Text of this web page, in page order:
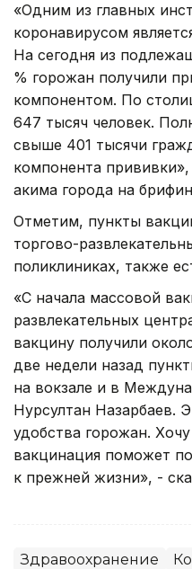
«Одним из главных
коронавирусом
На сегодня из
% горожан получили
компонентом. По
647 тысяч человек.
свыше 401 тысячи
компонента
акима города на
Отметим, пункты
торгово-
поликлиниках, также
«С начала массовой
развлекательных
вакцину получили
две недели назад
на вокзале и в
Нурсултан Назарбаев.
удобства горожан.
вакцинация поможет
к прежней жизни», -
Здравоохранение